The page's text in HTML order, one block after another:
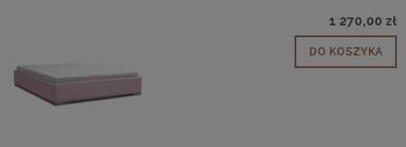
1 270,00 zł
DO KOSZYKA